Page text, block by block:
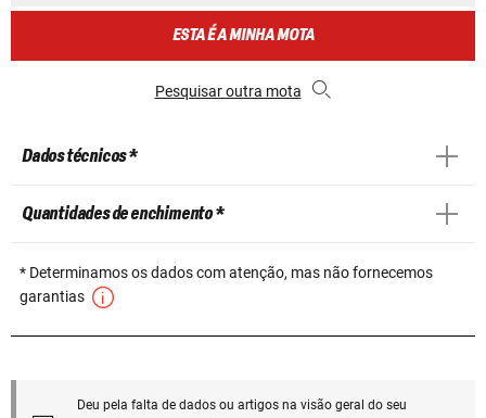
ESTA É A MINHA MOTA
Pesquisar outra mota
Dados técnicos *
Quantidades de enchimento *
* Determinamos os dados com atenção, mas não fornecemos
garantias
Deu pela falta de dados ou artigos na visão geral do seu